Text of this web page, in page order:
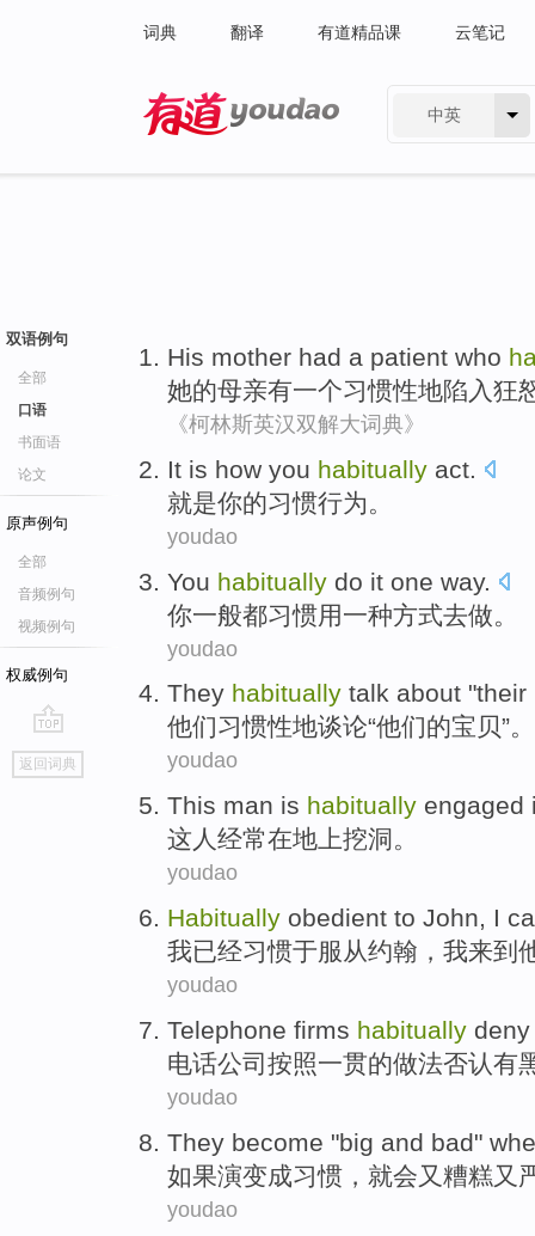
词典 翻译 有道精品课 云笔记
中英
双语例句
全部
口语
书面语
论文
原声例句
全部
音频例句
视频例句
权威例句
go
top
返回词典
His mother had a patient who
她的母亲有一个习惯性地陷入狂
《柯林斯英汉双解大词典》
It is how you habitually act.
就是你的习惯行为。
youdao
You habitually do it one way.
你一般都习惯用一种方式去做 。
youdao
They habitually talk about "their
他们习惯性地谈论“他们的宝贝”。
youdao
This man is habitually engaged
这 人 经常在地上挖洞。
youdao
Habitually obedient to John, I
我已经习惯于服从约翰 ， 我来到
youdao
Telephone firms habitually
电话公司 按照一贯的做法否认有
youdao
They become "big and bad"
如果演变成习惯 ， 就会又 糟糕又
youdao